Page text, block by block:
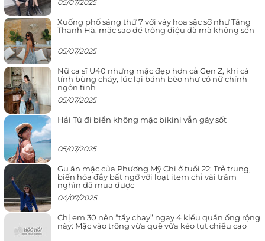
05/07/2025
Xuống phố sáng thứ 7 với váy hoa sặc sỡ như Tăng
Thanh Hà, mặc sao để trông điệu đà mà không sến
05/07/2025
Nữ ca sĩ U40 nhưng mặc đẹp hơn cả Gen Z, khi cá
tính bùng cháy, lúc lại bánh bèo như cô nữ chính
ngôn tình
05/07/2025
Hải Tú đi biển không mặc bikini vẫn gây sốt
05/07/2025
Gu ăn mặc của Phương Mỹ Chi ở tuổi 22: Trẻ trung,
biến hóa đầy bất ngờ với loạt item chỉ vài trăm
nghìn đã mua được
04/07/2025
Chị em 30 nên “tẩy chay” ngay 4 kiểu quần ống rộng
này: Mặc vào trông vừa quê vừa kéo tụt chiều cao